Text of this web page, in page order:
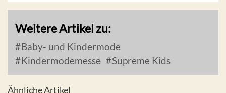
Weitere Artikel zu:
Baby- und Kindermode
Kindermodemesse
Supreme Kids
Ähnliche Artikel